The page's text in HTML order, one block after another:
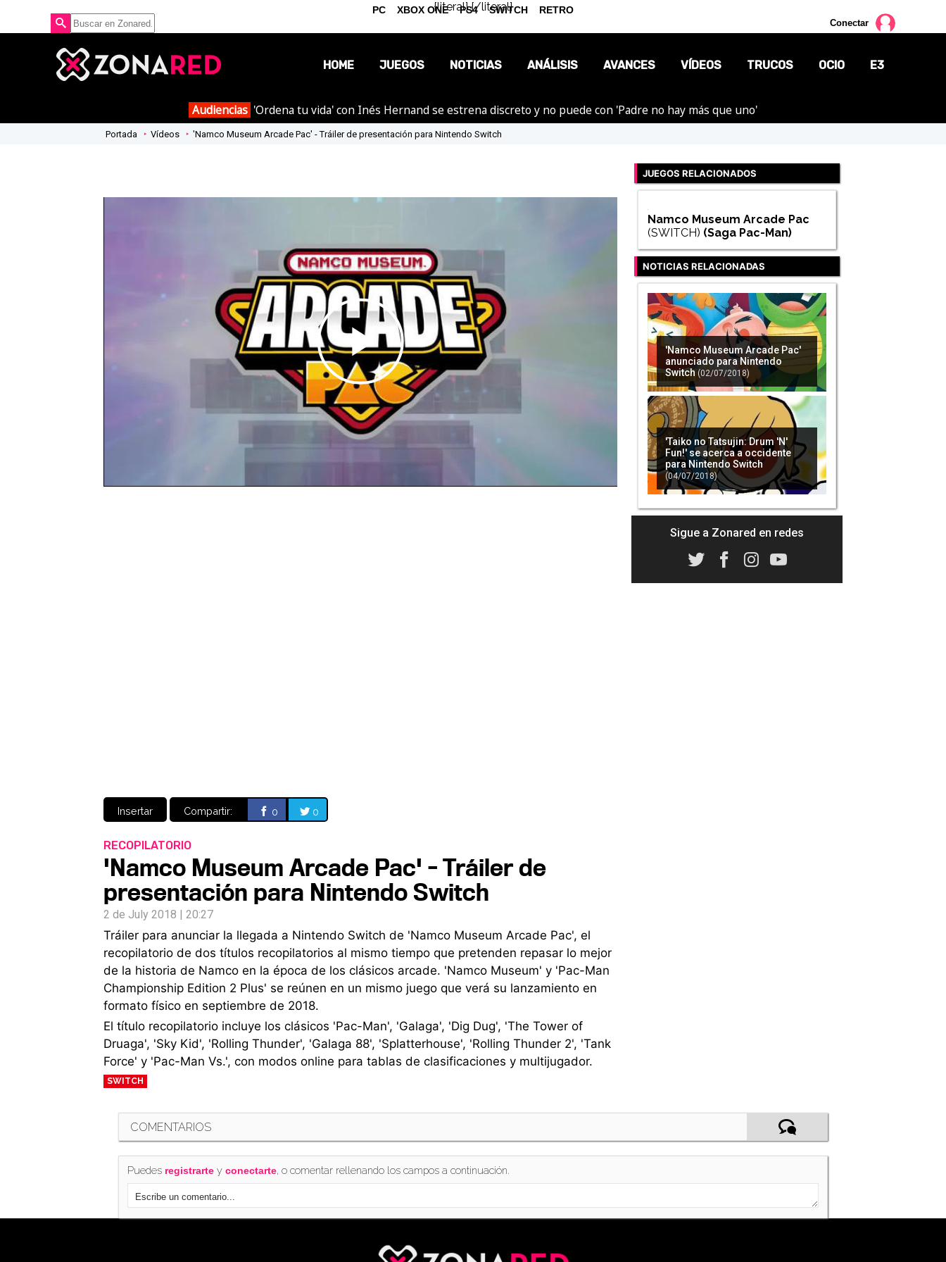
{literal}{/literal}
Conectar
HOME JUEGOS NOTICIAS
OPINIÓN
ANÁLISIS AVANCES VÍDEOS TRUCOS OCIO E3
Audiencias 'Ordena tu vida' con Inés Hernand se estrena discreto y no puede con 'Padre no hay más que uno'
Portada Vídeos 'Namco Museum Arcade Pac' - Tráiler de presentación para Nintendo Switch
Play
Video
Insertar Compartir: 0 0
RECOPILATORIO
'Namco Museum Arcade Pac' - Tráiler de
presentación para Nintendo Switch
2 de July 2018 | 20:27
Tráiler para anunciar la llegada a Nintendo Switch de 'Namco Museum Arcade Pac', el
recopilatorio de dos títulos recopilatorios al mismo tiempo que pretenden repasar lo mejor
de la historia de Namco en la época de los clásicos arcade. 'Namco Museum' y 'Pac-Man
Championship Edition 2 Plus' se reúnen en un mismo juego que verá su lanzamiento en
formato físico en septiembre de 2018.
El título recopilatorio incluye los clásicos 'Pac-Man', 'Galaga', 'Dig Dug', 'The Tower of
Druaga', 'Sky Kid', 'Rolling Thunder', 'Galaga 88', 'Splatterhouse', 'Rolling Thunder 2', 'Tank
Force' y 'Pac-Man Vs.', con modos online para tablas de clasificaciones y multijugador.
SWITCH
JUEGOS RELACIONADOS
Namco Museum Arcade Pac
(SWITCH) (Saga Pac-Man)
NOTICIAS RELACIONADAS
'Namco Museum Arcade Pac'
anunciado para Nintendo
Switch (02/07/2018)
'Taiko no Tatsujin: Drum 'N'
Fun!' se acerca a occidente
para Nintendo Switch
(04/07/2018)
Sigue a Zonared en redes
COMENTARIOS
Puedes registrartey conectarte, o comentar rellenando los campos a continuación.
PC XBOX ONE PS4 SWITCH RETRO